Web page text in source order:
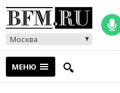
Москва
МЕНЮ